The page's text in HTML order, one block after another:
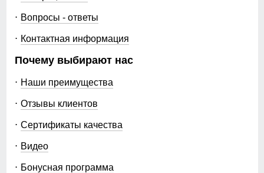
Вопросы - ответы
Контактная информация
Почему выбирают нас
Наши преимущества
Отзывы клиентов
Сертификаты качества
Видео
Бонусная программа